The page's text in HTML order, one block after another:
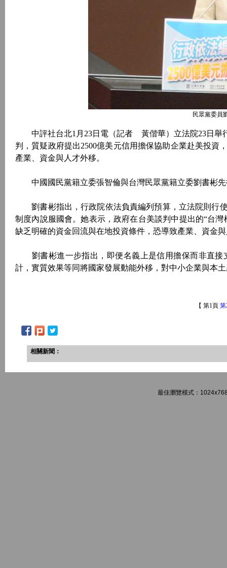
民眾黨委員
中評社台北1月23日電（記者 黃偕華）立法院23日舉
判，質疑政府提出2500億美元信用擔保協助企業赴美投
產業、資金與人才外移。
中國國民黨籍立委張智倫與台灣民眾黨籍立委劉書彬先
劉書彬指出，行政院依法負責編列預算，立法院則行
制度內說服國會。她表示，政府在台美談判中提出的“台
缺乏明確的資金回流與在地投資條件，恐導致產業、資金
劉書彬進一步指出，即便名義上是信用擔保而非直接
計，實質效果等同將國家發展動能外移，對中小企業與本
【 第1頁 第
相關新聞：
最佳瀏覽模式：